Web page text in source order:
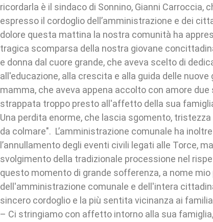
ricordarla è il sindaco di Sonnino, Gianni Carroccia,
espresso il cordoglio dell’amministrazione e dei
dolore questa mattina la nostra comunità ha
tragica scomparsa della nostra giovane
e donna dal cuore grande, che aveva scelto di
all'educazione, alla crescita e alla guida delle nuove
mamma, che aveva appena accolto con amore due
strappata troppo presto all'affetto della sua
Una perdita enorme, che lascia sgomento,
da colmare". L’amministrazione comunale ha
l’annullamento degli eventi civili legati alle Torce,
svolgimento della tradizionale processione nel
questo momento di grande sofferenza, a nome mio
dell'amministrazione comunale e dell'intera
sincero cordoglio e la più sentita vicinanza ai
– Ci stringiamo con affetto intorno alla sua